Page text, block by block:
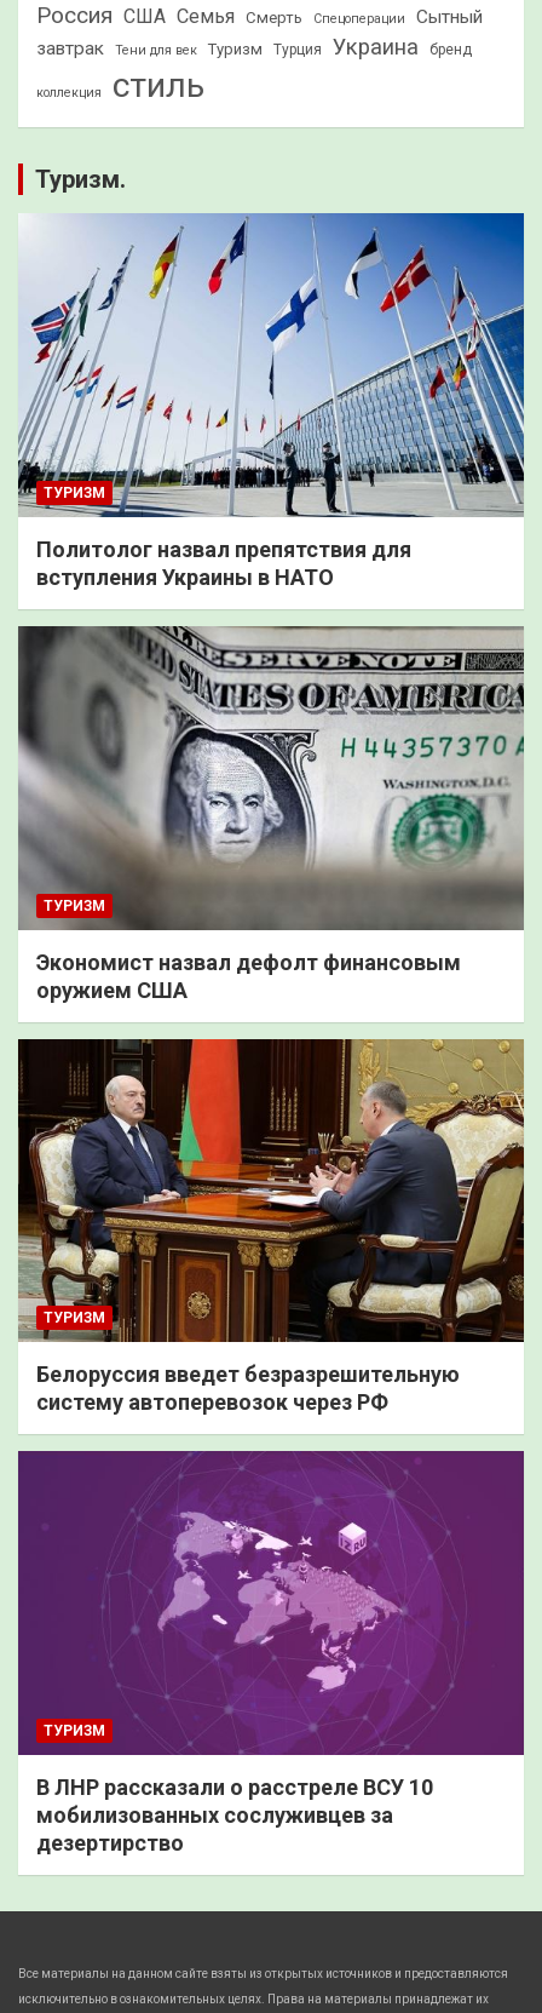
Россия США Семья Смерть Спецоперации
Сытный
завтрак
Тени для век Туризм Турция Украина бренд
коллекция стиль
Туризм.
ТУРИЗМ
Политолог назвал препятствия для
вступления Украины в НАТО
ТУРИЗМ
Экономист назвал дефолт финансовым
оружием США
ТУРИЗМ
Белоруссия введет безразрешительную
систему автоперевозок через РФ
ТУРИЗМ
В ЛНР рассказали о расстреле ВСУ 10
мобилизованных сослуживцев за
дезертирство
Все материалы на данном сайте взяты из открытых источников и предоставляются
исключительно в ознакомительных целях. Права на материалы принадлежат их